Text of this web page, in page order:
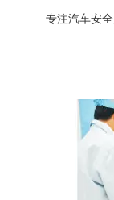
专注汽车安